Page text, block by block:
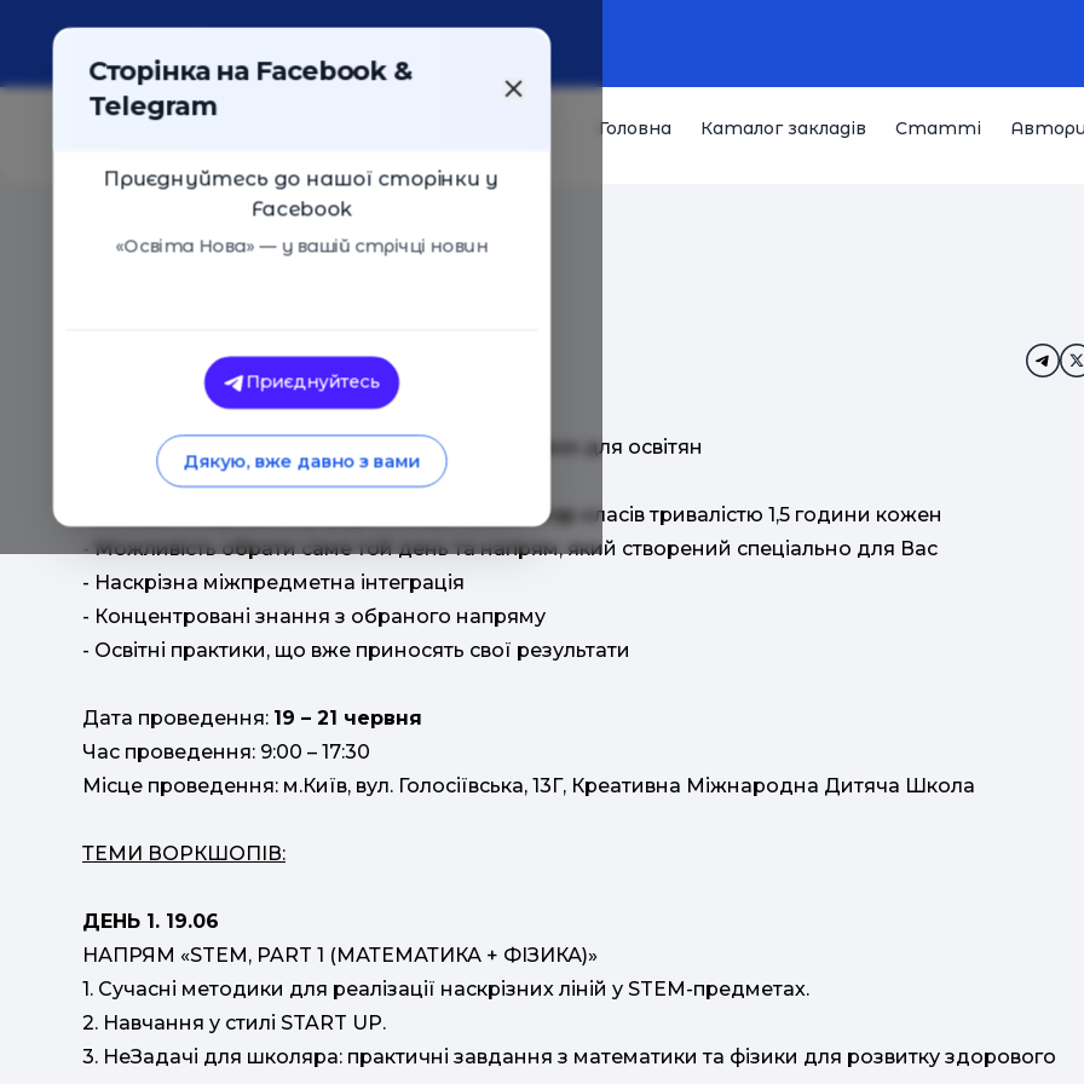
Головна Каталог закладів Статті Автори
19 Червня 2018 2672
INNOVATIVE TEACHERS’ DAYS – ЦЕ:
- 3 дні інтенсивного занурення у навчальні теми для освітян
- 13 професійних спікерів-практиків
- 34 освітні воркшопи у формі лекцій та майстер-класів тривалістю 1,5 години кожен
- Можливість обрати саме той день та напрям, який створений спеціально для Вас
- Наскрізна міжпредметна інтеграція
- Концентровані знання з обраного напряму
- Освітні практики, що вже приносять свої результати
Дата проведення: 19 – 21 червня
Час проведення: 9:00 – 17:30
Місце проведення: м.Київ, вул. Голосіївська, 13Г, Креативна Міжнародна Дитяча Школа
ТЕМИ ВОРКШОПІВ:
ДЕНЬ 1. 19.06
НАПРЯМ «STEM, PART 1 (МАТЕМАТИКА + ФІЗИКА)»
1. Сучасні методики для реалізації наскрізних ліній у STEM-предметах.
2. Навчання у стилі START UP.
3. НеЗадачі для школяра: практичні завдання з математики та фізики для розвитку здорового
Сторінка на Facebook &
Telegram
Приєднуйтесь до нашої сторінки у
Facebook
«Освіта Нова» — у вашій стрічці новин
Приєднуйтесь
Дякую, вже давно з вами